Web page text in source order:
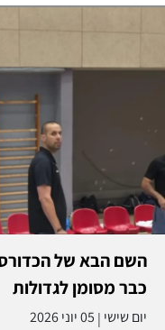
השם הבא של
כבר מסומן לגדולות
יום שישי | 05 יוני 2026